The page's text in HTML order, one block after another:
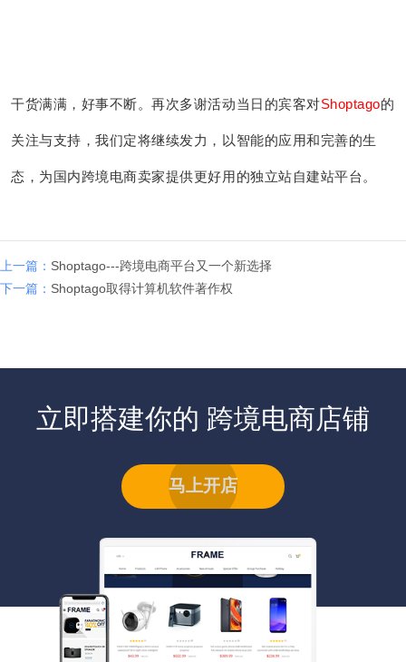
干货满满，好事不断。再次多谢活动当日的宾客对Shoptago的
关注与支持，我们定将继续发力，以智能的应用和完善的生
态，为国内跨境电商卖家提供更好用的独立站自建站平台。
上一篇： Shoptago---跨境电商平台又一个新选择
下一篇： Shoptago取得计算机软件著作权
立即搭建你的 跨境电商店铺
马上开店